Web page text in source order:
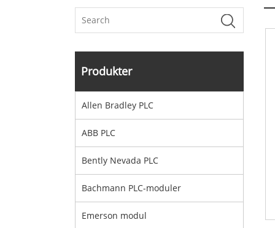
Produkter
Allen Bradley PLC
ABB PLC
Bently Nevada PLC
Bachmann PLC-moduler
Emerson modul